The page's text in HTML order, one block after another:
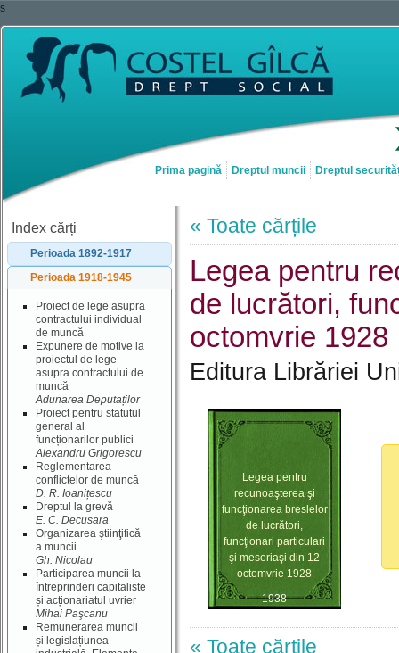
s
Prima pagină Dreptul muncii Dreptul
Index cărți
Perioada 1892-1917
Perioada 1918-1945
Proiect de lege asupra
contractului individual
de muncă
Expunere de motive la
proiectul de lege
asupra contractului de
muncă
Adunarea Deputaților
Proiect pentru statutul
general al
funcționarilor publici
Alexandru Grigorescu
Reglementarea
conflictelor de muncă
D. R. Ioanițescu
Dreptul la grevă
E. C. Decusara
Organizarea ştiinţifică
a muncii
Gh. Nicolau
Participarea muncii la
întreprinderi capitaliste
și acționariatul uvrier
Mihai Paşcanu
Remunerarea muncii
și legislațiunea
« Toate cărțile
Legea pentru
de lucrători,
octomvrie 1928
Editura Librăriei
Legea pentru
recunoaşterea şi
funcţionarea breslelor
de lucrători,
funcţionari particulari
şi meseriaşi din 12
octomvrie 1928
1938
« Toate cărțile